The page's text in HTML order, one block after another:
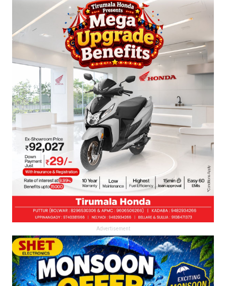
Advertisement